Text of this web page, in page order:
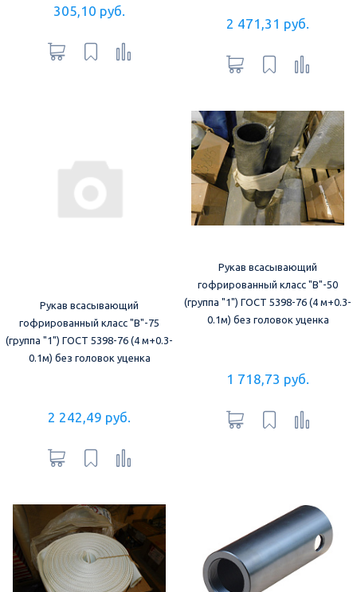
305,10 руб.
2 471,31 руб.
Рукав всасывающий
гофрированный класс "В"-75
(группа "1") ГОСТ 5398-76 (4 м+0.3-
0.1м) без головок уценка
2 242,49 руб.
Рукав всасывающий
гофрированный класс "В"-50
(группа "1") ГОСТ 5398-76 (4 м+0.3-
0.1м) без головок уценка
1 718,73 руб.